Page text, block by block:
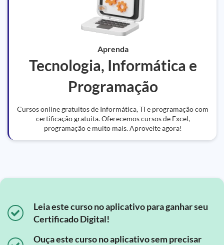
Aprenda
Tecnologia, Informática e
Programação
Cursos online gratuitos de Informática, TI e programação com
certificação gratuita. Oferecemos cursos de Excel,
programação e muito mais. Aproveite agora!
Leia este curso no aplicativo para ganhar seu
Certificado Digital!
Ouça este curso no aplicativo sem precisar